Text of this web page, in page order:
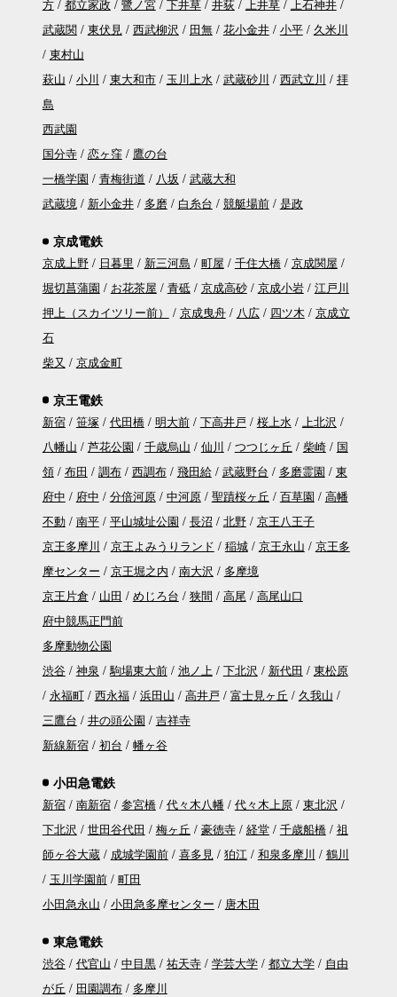
方
都立家政 鷺ノ宮 下井草 井荻 上井草
上石神井
武蔵関
東伏見 西武柳沢 田無 花小金井 小平
久米川
東村山
萩山
小川 東大和市 玉川上水 武蔵砂川 西武立川
拝
島
西武園
国分寺
恋ヶ窪
鷹の台
一橋学園
青梅街道 八坂
武蔵大和
武蔵境
新小金井 多磨 白糸台 競艇場前 是政
京成電鉄
京成上野 日暮里 新三河島 町屋 千住大橋
京成関屋
堀切菖蒲園
お花茶屋 青砥 京成高砂 京成小岩
江戸川
押上（スカイツリー前）
京成曳舟 八広 四ツ木
京成立
石
柴又
京成金町
京王電鉄
新宿 笹塚 代田橋 明大前 下高井戸 桜上水
上北沢
八幡山
芦花公園 千歳烏山 仙川 つつじヶ丘 柴崎
国
領
布田 調布 西調布 飛田給 武蔵野台 多磨霊園
東
府中
府中 分倍河原 中河原 聖蹟桜ヶ丘 百草園
高幡
不動
南平 平山城址公園 長沼 北野
京王八王子
京王多摩川
京王よみうりランド 稲城 京王永山
京王多
摩センター
京王堀之内 南大沢
多摩境
京王片倉
山田 めじろ台 狭間 高尾
高尾山口
府中競馬正門前
多摩動物公園
渋谷
神泉 駒場東大前 池ノ上 下北沢 新代田
東松原
永福町
西永福 浜田山 高井戸 富士見ヶ丘
久我山
三鷹台
井の頭公園
吉祥寺
新線新宿
初台 幡ヶ谷
小田急電鉄
新宿 南新宿 参宮橋 代々木八幡 代々木上原
東北沢
下北沢
世田谷代田 梅ヶ丘 豪徳寺 経堂 千歳船橋
祖
師ヶ谷大蔵
成城学園前 喜多見 狛江 和泉多摩川
鶴川
玉川学園前
町田
小田急永山
小田急多摩センター 唐木田
東急電鉄
渋谷 代官山 中目黒 祐天寺 学芸大学 都立大学
自由
が丘
田園調布
多摩川